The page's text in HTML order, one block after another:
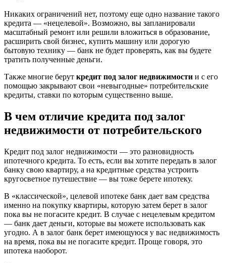
Никаких ограничений нет, поэтому еще одно название такого
кредита — «нецелевой». Возможно, вы запланировали
масштабный ремонт или решили вложиться в образование,
расширить свой бизнес, купить машину или дорогую
бытовую технику — банк не будет проверять, как вы будете
тратить полученные деньги.
Также многие берут кредит под залог недвижимости и с его
помощью закрывают свои «невыгодные» потребительские
кредиты, ставки по которым существенно выше.
В чем отличие кредита под залог
недвижимости от потребительского
Кредит под залог недвижимости — это разновидность
ипотечного кредита. То есть, если вы хотите передать в залог
банку свою квартиру, а на кредитные средства устроить
кругосветное путешествие — вы тоже берете ипотеку.
В «классической», целевой ипотеке банк дает вам средства
именно на покупку квартиры, которую затем берет в залог
пока вы не погасите кредит. В случае с нецелевым кредитом
— банк дает деньги, которые вы можете использовать как
угодно. А в залог банк берет имеющуюся у вас недвижимость
на время, пока вы не погасите кредит. Проще говоря, это
ипотека наоборот.